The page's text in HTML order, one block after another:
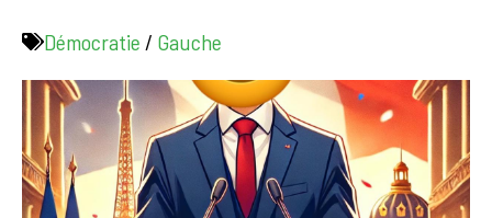
Démocratie / Gauche